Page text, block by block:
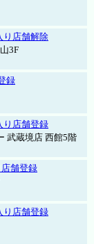
り店舗解除
3F
録
り店舗登録
武蔵境店 西館5階
舗登録
り店舗登録